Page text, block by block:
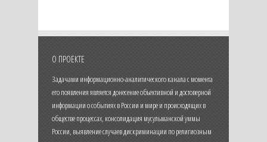
О ПРОЕКТЕ
Задачами информационно-аналитического канала с момента
его появления является донесение объективной и достоверной
информации о событиях в России и мире и происходящих в
обществе процессах, консолидация мусульманской уммы
России, выявление случаев дискриминации по религиозным